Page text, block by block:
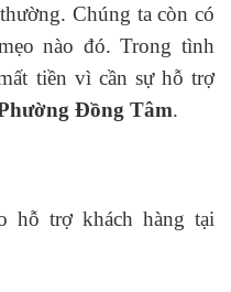
Chúng ta còn có
nào đó. Trong tình
tiền vì cần sự hỗ trợ
Đồng Tâm.
hỗ trợ khách hàng tại